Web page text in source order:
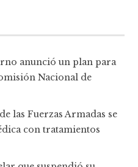
anunció un plan para
Nacional de
las Fuerzas Armadas se
con tratamientos